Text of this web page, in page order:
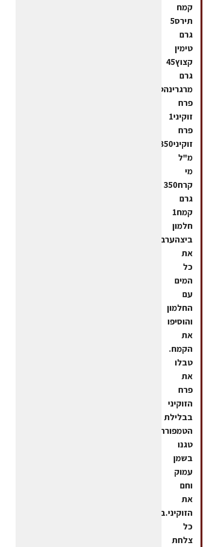
קמח
תירס5
גרם
טימין
קצוץ45
גרם
מרגרינהטמפורה
פרח
זוקיני1
פרח
זוקיני350
מ"ל
מי
קרח350
גרם
קמח1
חלמון
ביצהערבבו
את
כל
המים
עם
החלמון
והוסיפו
את
הקמח.
טבלו
את
פרח
הזוקיני
בבלילת
הטמפורה.
טגנו
בשמן
עמוק
וחם
את
הזוקיני.במרכז
כל
צלחת